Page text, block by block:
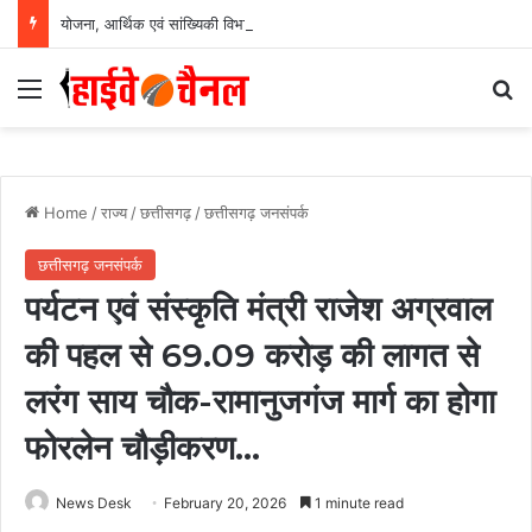
Menu
Home /राज्य /छत्तीसगढ़ /छत्तीसगढ़ जनसंपर्क
छत्तीसगढ़ जनसंपर्क
पर्यटन एवं संस्कृति मंत्री राजेश अग्रवाल
की पहल से 69.09 करोड़ की लागत से
लरंग साय चौक-रामानुजगंज मार्ग का होगा
फोरलेन चौड़ीकरण…
News Desk February 20, 2026 1 minute read